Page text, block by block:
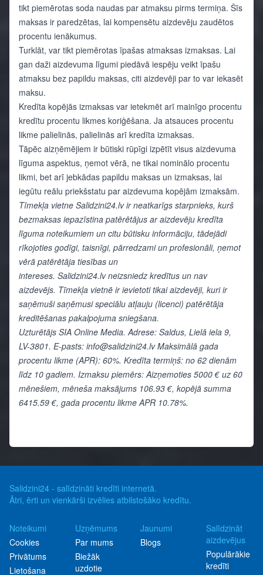
tikt piemērotas soda naudas par atmaksu pirms termiņa. Šīs
maksas ir paredzētas, lai kompensētu aizdevēju zaudētos
procentu ienākumus.
Turklāt, var tikt piemērotas īpašas atmaksas izmaksas. Lai
gan daži aizdevuma līgumi piedāvā iespēju veikt īpašu
atmaksu bez papildu maksas, citi aizdevēji par to var iekasēt
maksu.
Kredīta kopējās izmaksas var ietekmēt arī mainīgo procentu
kredītu procentu likmes koriģēšana. Ja atsauces procentu
likme palielinās, palielinās arī kredīta izmaksas.
Tāpēc aizņēmējiem ir būtiski rūpīgi izpētīt visus aizdevuma
līguma aspektus, ņemot vērā, ne tikai nominālo procentu
likmi, bet arī jebkādas papildu maksas un izmaksas, lai
iegūtu reālu priekšstatu par aizdevuma kopējām izmaksām.
Tīmekļa vietne Salidzini24.lv ir neatkarīgs starpnieks, kurš
bezmaksas iepazīstina patērētājus ar aizdevēju kredīta
līguma noteikumiem un citu būtisku informāciju, tādejādi
rīkojoties godīgi, taisnīgi, pārredzami un profesionāli, ņemot
vērā patērētāja tiesības un
intereses. Salidzini24.lv neizsniedz kredītus un nav
aizdevējs. Tīmekļa vietnē ir ievietoti tikai aizdevēji, kuri ir
saņēmuši saņēmusi speciālu atļauju (licenci) patērētāja
kreditēšanas pakalpojuma sniegšana.
Uzturētājs SIA Online Media. Adrese: Saldus, Lielā iela 9,
LV-3801. E-pasts: info@salidzini24.lv Maksimālā gada
procentu likme (APR): 60%. Kredīta termiņš: no 62 dienām
līdz 10 gadiem. Izmaksu piemērs: Aizņemoties 5000 € uz 60
mēnešiem, mēneša maksājums 106.93 €, kopējā summa
6415.59 €, gada procentu likme APR 10.78%.
Salidzini24 - salīdzināti kredīti internetā.
Ātri, ērti un vienkārši izvēlies atbilstošāko kredītu.
Noteikumi
Cookies
Privātums
Lietošana
Uzņēmums
Par mums
Biežāk
uzdotie
Jaunumi
Blogs
Salīdzināt
aizdevējus
Populārākie
kredīti